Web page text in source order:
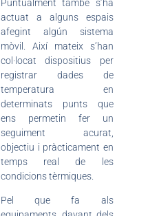
Puntualment també s’ha
actuat a alguns espais
afegint algún sistema
mòvil. Així mateix s’han
col·locat dispositius per
registrar dades de
temperatura en
determinats punts que
ens permetin fer un
seguiment acurat,
objectiu i pràcticament en
temps real de les
condicions tèrmiques.
Pel que fa als